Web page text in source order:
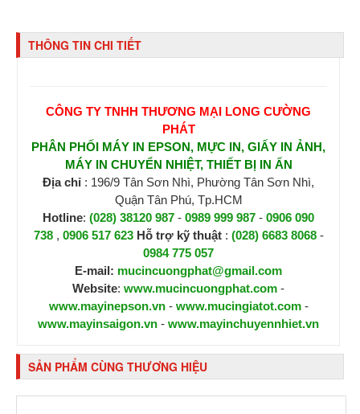
THÔNG TIN CHI TIẾT
CÔNG TY TNHH THƯƠNG MẠI LONG CƯỜNG
PHÁT
PHÂN PHỐI MÁY IN EPSON, MỰC IN, GIẤY IN ẢNH,
MÁY IN CHUYỂN NHIỆT, THIẾT BỊ IN ẤN
Địa chỉ : 196/9 Tân Sơn Nhì, Phường Tân Sơn Nhì,
Quận Tân Phú, Tp.HCM
Hotline: (028) 38120 987 - 0989 999 987 - 0906 090
738, 0906 517 623 Hỗ trợ kỹ thuật : (028) 6683 8068-
0984 775 057
E-mail: mucincuongphat@gmail.com
Website: www.mucincuongphat.com -
www.mayinepson.vn- www.mucingiatot.com-
www.mayinsaigon.vn - www.mayinchuyennhiet.vn
SẢN PHẨM CÙNG THƯƠNG HIỆU